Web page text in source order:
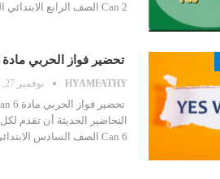
Can 2 الصف الرابع الابتدائي الفصل الدراسي الثاني بالاضافة إلي…
تحضير فواز الحربي مادة We Can 6 الصف السادس الابتدائي الفصل الدراسي الثاني
HYAMFATHY نوفمبر 27, 2021
Can 6 الصف السادس الابتدائي الفصل الدراسي الثاني بالاضافة إلي…